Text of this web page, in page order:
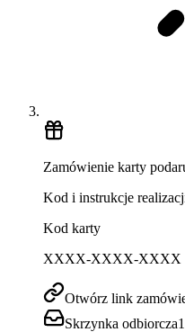
Zamówienie karty
Kod i instrukcje
Kod karty
XXXX-XXXX-XXXX
Otwórz link
Skrzynka odbiorcza1